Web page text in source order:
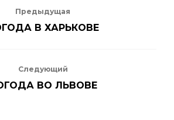
Предыдущая
В ХАРЬКОВЕ
Следующий
ВО ЛЬВОВЕ